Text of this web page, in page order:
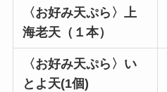
〈お好み天ぷら〉上
海老天（１本）
〈お好み天ぷら〉い
とよ天(1個)